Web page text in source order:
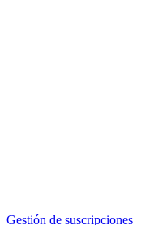
Gestión de suscripciones